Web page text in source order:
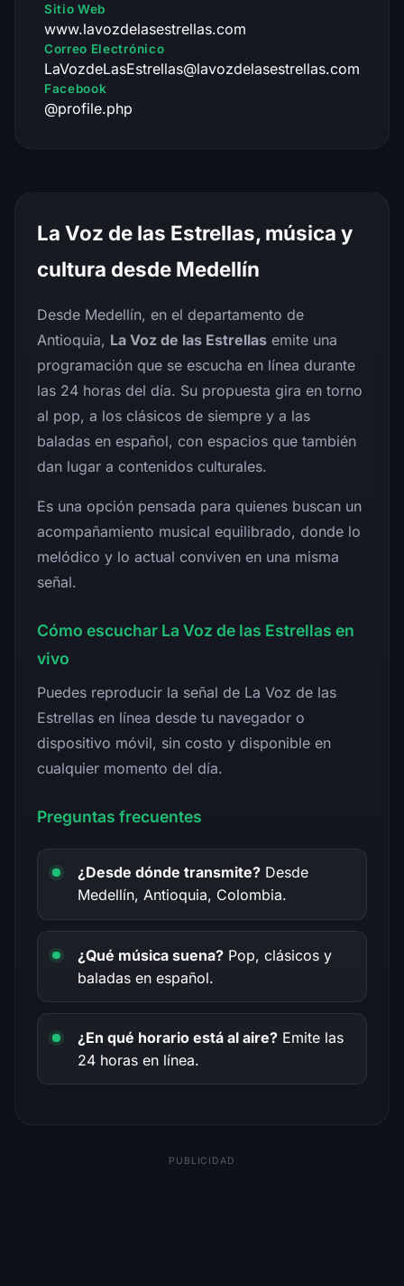
Sitio Web
www.lavozdelasestrellas.com
Correo Electrónico
LaVozdeLasEstrellas@lavozdelasestrellas.com
Facebook
@profile.php
La Voz de las Estrellas, música y
cultura desde Medellín
Desde Medellín, en el departamento de
Antioquia, La Voz de las Estrellas emite una
programación que se escucha en línea durante
las 24 horas del día. Su propuesta gira en torno
al pop, a los clásicos de siempre y a las
baladas en español, con espacios que también
dan lugar a contenidos culturales.
Es una opción pensada para quienes buscan un
acompañamiento musical equilibrado, donde lo
melódico y lo actual conviven en una misma
señal.
Cómo escuchar La Voz de las Estrellas en
vivo
Puedes reproducir la señal de La Voz de las
Estrellas en línea desde tu navegador o
dispositivo móvil, sin costo y disponible en
cualquier momento del día.
Preguntas frecuentes
¿Desde dónde transmite? Desde
Medellín, Antioquia, Colombia.
¿Qué música suena? Pop, clásicos y
baladas en español.
¿En qué horario está al aire? Emite las
24 horas en línea.
PUBLICIDAD